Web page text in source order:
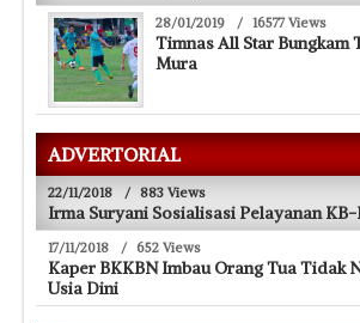
28/01/2019 / 16577 Views
Timnas All Star Bungkam
Mura
ADVERTORIAL
22/11/2018 / 883 Views
Irma Suryani Sosialisasi Pelayanan KB-
17/11/2018 / 652 Views
Kaper BKKBN Imbau Orang Tua Tidak
Usia Dini